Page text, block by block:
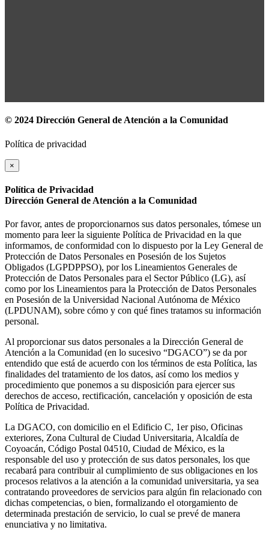
© 2024 Dirección General de Atención a la Comunidad
Política de privacidad
×
Política de Privacidad
Dirección General de Atención a la Comunidad
Por favor, antes de proporcionarnos sus datos personales, tómese un
momento para leer la siguiente Política de Privacidad en la que
informamos, de conformidad con lo dispuesto por la Ley General de
Protección de Datos Personales en Posesión de los Sujetos
Obligados (LGPDPPSO), por los Lineamientos Generales de
Protección de Datos Personales para el Sector Público (LG), así
como por los Lineamientos para la Protección de Datos Personales
en Posesión de la Universidad Nacional Autónoma de México
(LPDUNAM), sobre cómo y con qué fines tratamos su información
personal.
Al proporcionar sus datos personales a la Dirección General de
Atención a la Comunidad (en lo sucesivo “DGACO”) se da por
entendido que está de acuerdo con los términos de esta Política, las
finalidades del tratamiento de los datos, así como los medios y
procedimiento que ponemos a su disposición para ejercer sus
derechos de acceso, rectificación, cancelación y oposición de esta
Política de Privacidad.
La DGACO, con domicilio en el Edificio C, 1er piso, Oficinas
exteriores, Zona Cultural de Ciudad Universitaria, Alcaldía de
Coyoacán, Código Postal 04510, Ciudad de México, es la
responsable del uso y protección de sus datos personales, los que
recabará para contribuir al cumplimiento de sus obligaciones en los
procesos relativos a la atención a la comunidad universitaria, ya sea
contratando proveedores de servicios para algún fin relacionado con
dichas competencias, o bien, formalizando el otorgamiento de
determinada prestación de servicio, lo cual se prevé de manera
enunciativa y no limitativa.